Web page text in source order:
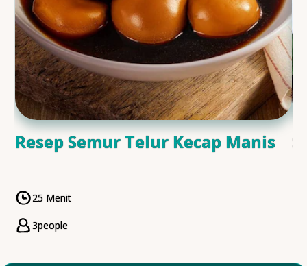
Resep Semur Telur Kecap Manis
CookingTime
25 Menit
Servings
3people